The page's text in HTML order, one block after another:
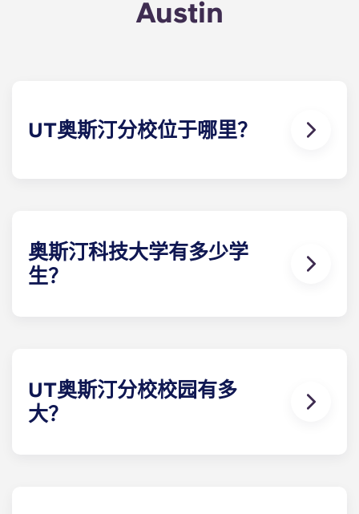
Austin
UT奥斯汀分校位于哪里？
奥斯汀科技大学有多少学
生？
UT奥斯汀分校校园有多
大？